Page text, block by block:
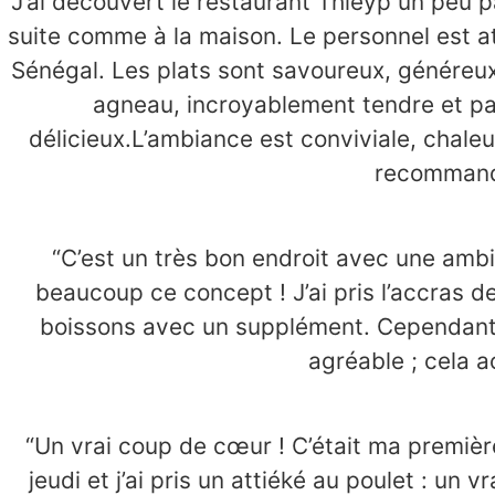
suite comme à la maison. Le personnel est
Sénégal. Les plats sont savoureux,
agneau, incroyablement tendre et
délicieux.L’ambiance est conviviale,
“C’est un très bon endroit avec une
beaucoup ce concept ! J’ai pris l’accras
boissons avec un supplément.
agréable ; cela
“Un vrai coup de cœur ! C’était ma
jeudi et j’ai pris un attiéké au poulet : un